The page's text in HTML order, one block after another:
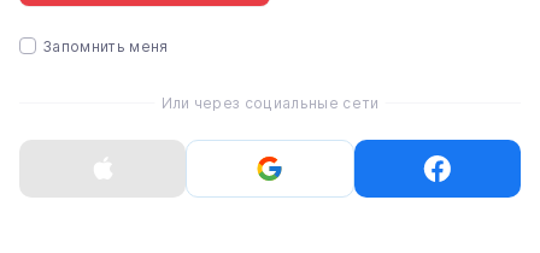
➡️Активований - 08.08.2023
Запомнить меня
Или через социальные сети